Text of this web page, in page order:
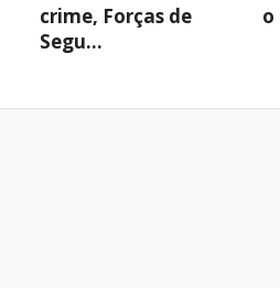
crime, Forças de
Segu...
o